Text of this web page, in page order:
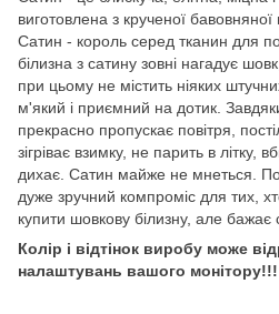
виготовлена з крученої бавовняної
Сатин - король серед тканин для
білизна з сатину зовні нагадує
при цьому не містить ніяких
м'який і приємний на дотик.
прекрасно пропускає повітря,
зігріває взимку, не парить в літку,
дихає. Сатин майже не мнеться.
дуже зручний компроміс для тих,
купити шовкову білизну, але
Колір і відтінок виробу може
налаштувань вашого монітору!!!